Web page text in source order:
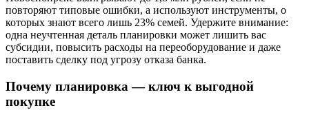
повторяют типовые ошибки, а используют инструменты, о
которых знают всего лишь 23% семей. Удержите внимание:
одна неучтенная деталь планировки может лишить вас
субсидии, повысить расходы на переоборудование и даже
поставить сделку под угрозу отказа банка.
Почему планировка — ключ к выгодной
покупке